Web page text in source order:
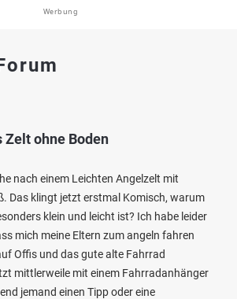
Werbung
Zelt ohne Boden
nach einem Leichten Angelzelt mit
Das klingt jetzt erstmal Komisch, warum
klein und leicht ist? Ich habe leider
mich meine Eltern zum angeln fahren
Offis und das gute alte Fahrrad
mittlerweile mit einem Fahrradanhänger
jemand einen Tipp oder eine